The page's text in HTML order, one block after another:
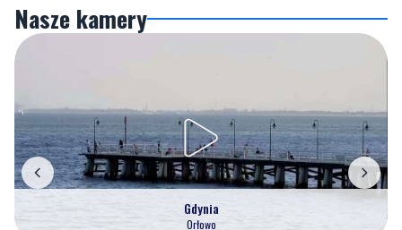
Nasze kamery
Gdynia
Orłowo